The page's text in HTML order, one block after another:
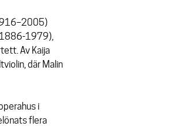
1979),
. Av Kaija
där Malin
i
flera